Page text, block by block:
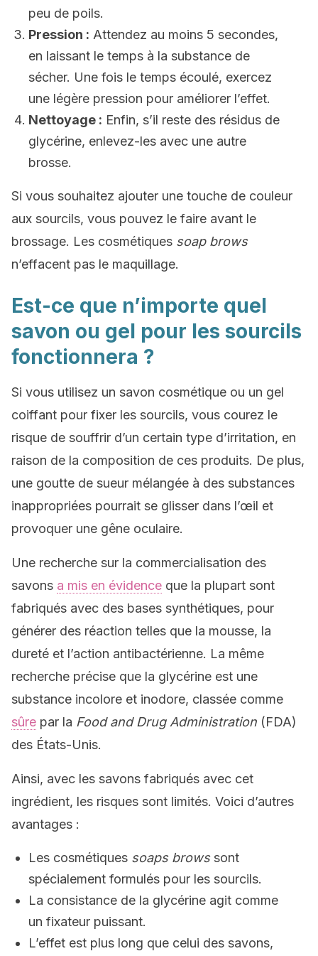
peu de poils.
Pression : Attendez au moins 5 secondes,
en laissant le temps à la substance de
sécher. Une fois le temps écoulé, exercez
une légère pression pour améliorer l’effet.
Nettoyage : Enfin, s’il reste des résidus de
glycérine, enlevez-les avec une autre
brosse.
Si vous souhaitez ajouter une touche de couleur
aux sourcils, vous pouvez le faire avant le
brossage. Les cosmétiques soap brows
n’effacent pas le maquillage.
Est-ce que n’importe quel
savon ou gel pour les sourcils
fonctionnera ?
Si vous utilisez un savon cosmétique ou un gel
coiffant pour fixer les sourcils, vous courez le
risque de souffrir d’un certain type d’irritation, en
raison de la composition de ces produits. De plus,
une goutte de sueur mélangée à des substances
inappropriées pourrait se glisser dans l’œil et
provoquer une gêne oculaire.
Une recherche sur la commercialisation des
savons a mis en évidence que la plupart sont
fabriqués avec des bases synthétiques, pour
générer des réaction telles que la mousse, la
dureté et l’action antibactérienne. La même
recherche précise que la glycérine est une
substance incolore et inodore, classée comme
sûre par la Food and Drug Administration (FDA)
des États-Unis.
Ainsi, avec les savons fabriqués avec cet
ingrédient, les risques sont limités. Voici d’autres
avantages :
Les cosmétiques soaps browssont
spécialement formulés pour les sourcils.
La consistance de la glycérine agit comme
un fixateur puissant.
L’effet est plus long que celui des savons,